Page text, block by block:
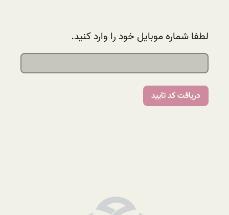
لطفا شماره موبایل خود را وارد کنید.
دریافت کد تایید